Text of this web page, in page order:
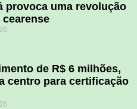
provoca uma revolução
cearense
de R$ 6 milhões,
centro para certificação